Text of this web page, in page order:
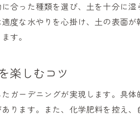
有機培養土おすすめ商品の
植物別に合う有機培養土の
害虫やコバエ対策に役立つ有機
有機培養土で発生しやすい
害虫を防ぐ有機培養土の適
合った種類を選び、土を十分に
度な水やりを心掛け、土の表面
す。
楽しむコツ
ガーデニングが実現します。具
ります。また、化学肥料を控え